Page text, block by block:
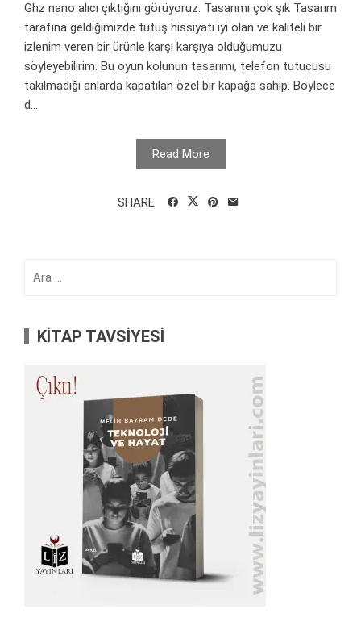
Ghz nano alıcı çıktığını görüyoruz. Tasarımı çok şık Tasarım
tarafına geldiğimizde tutuş hissiyatı iyi olan ve kaliteli bir
izlenim veren bir ürünle karşı karşıya olduğumuzu
söyleyebilirim. Bu oyun kolunun tasarımı, telefon tutucusu
takılmadığı anlarda kapatılan özel bir kapağa sahip. Böylece
d...
Read More
SHARE
KİTAP TAVSİYESİ